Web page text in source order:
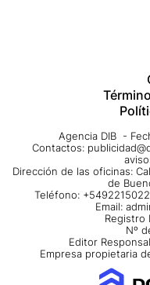
Agencia DIB -
Contactos:
Dirección de las oficinas:
de
Teléfono:
Email:
Registro
Nº
Editor
Empresa propietaria